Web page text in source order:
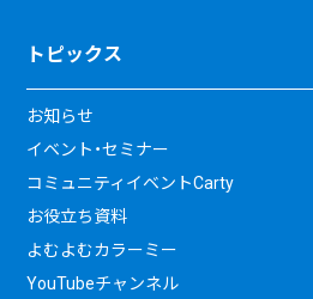
トピックス
お知らせ
イベント・セミナー
コミュニティイベントCarty
お役立ち資料
よむよむカラーミー
YouTubeチャンネル